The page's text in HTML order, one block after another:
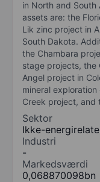
in North and South
assets are: the
Lik zinc project in
South Dakota.
the Chambara
stage projects, the
Angel project in
mineral
Creek project, and
Sektor
Ikke-
Industri
-
Markedsværdi
0,068870098bn